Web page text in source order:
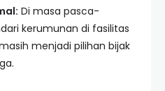
Di masa pasca-
kerumunan di fasilitas
menjadi pilihan bijak